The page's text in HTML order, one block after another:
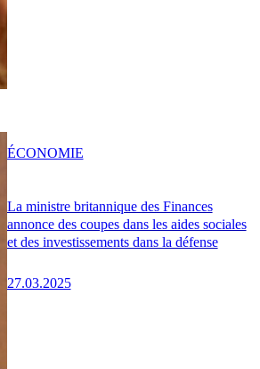
La ministre britannique des Finances
annonce des coupes dans les aides sociales
et des investissements dans la défense
27.03.2025
ÉCONOMIE